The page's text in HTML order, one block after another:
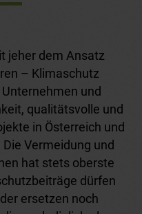
jeher dem Ansatz
– Klimaschutz
und
qualitätsvolle und
in Österreich und
Vermeidung und
hat stets oberste
dürfen
ersetzen noch